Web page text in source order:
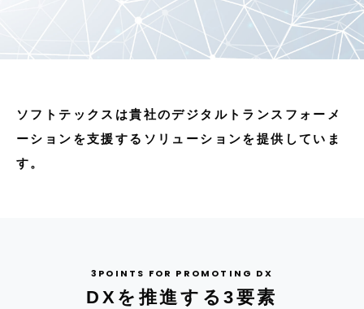
資料ダウンロード
お問い合わせ
ソフトテックスは貴社のデジタルトランスフォーメ
ーションを支援するソリューションを提供していま
す。
DXを推進する3要素